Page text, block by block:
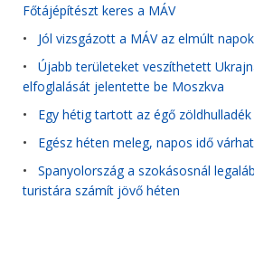
Főtájépítészt keres a MÁV
• Jól vizsgázott a MÁV az elmúlt
• Újabb területeket veszíthetett
elfoglalását jelentette be Moszkva
• Egy hétig tartott az égő
• Egész héten meleg, napos idő
• Spanyolország a szokásosnál
turistára számít jövő héten